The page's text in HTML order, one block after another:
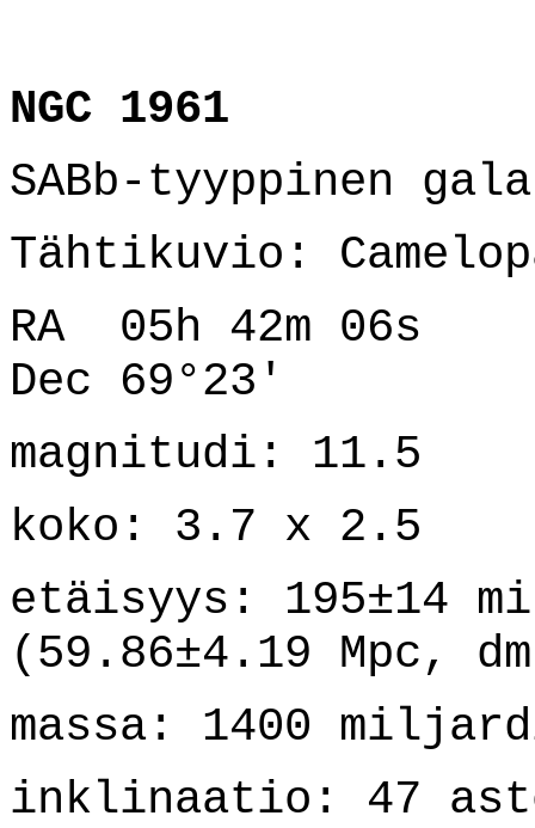
NGC 1961
SABb-tyyppinen
Tähtikuvio:
RA 05h 42m 06s
Dec 69°23'
magnitudi: 11.5
koko: 3.7 x 2.5
etäisyys: 195±14
(59.86±4.19 Mpc,
massa: 1400
inklinaatio: 47